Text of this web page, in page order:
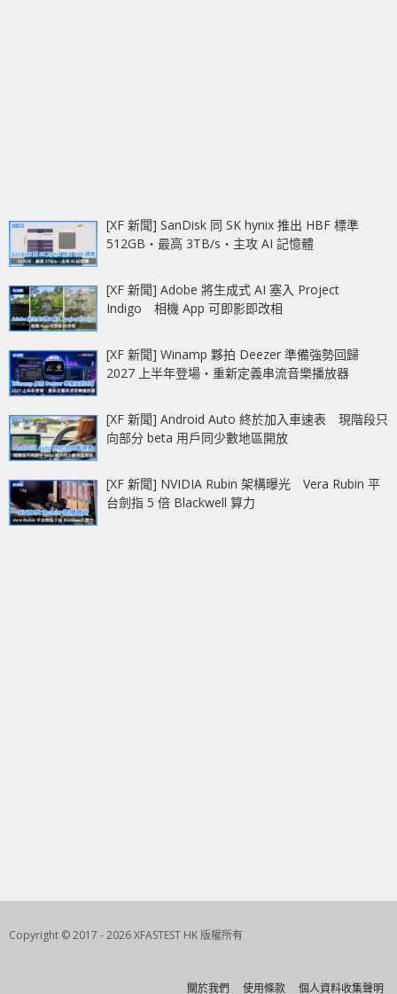
[XF 新聞] SanDisk 同 SK hynix 推出 HBF 標準
512GB‧最高 3TB/s‧主攻 AI 記憶體
[XF 新聞] Adobe 將生成式 AI 塞入 Project
Indigo 相機 App 可即影即改相
[XF 新聞] Winamp 夥拍 Deezer 準備強勢回歸
2027 上半年登場‧重新定義串流音樂播放器
[XF 新聞] Android Auto 終於加入車速表 現階段只
向部分 beta 用戶同少數地區開放
[XF 新聞] NVIDIA Rubin 架構曝光 Vera Rubin 平
台劍指 5 倍 Blackwell 算力
Copyright © 2017 - 2026 XFASTEST HK 版權所有
關於我們 使用條款 個人資料收集聲明